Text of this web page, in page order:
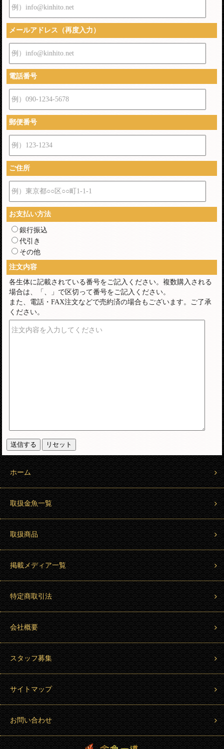
例）info@kinhito.net
メールアドレス（再度入力）
例）info@kinhito.net
電話番号
例）090-1234-5678
郵便番号
例）123-1234
ご住所
例）東京都○○区○○町1-1-1
お支払い方法
銀行振込
代引き
その他
注文内容
各生体に記載されている番号をご記入ください。複数購入される
場合は、「、」で区切って番号をご記入ください。
また、電話・FAX注文などで売約済の場合もございます。ご了承
ください。
注文内容を入力してください
ホーム
取扱金魚一覧
取扱商品
掲載メディア一覧
特定商取引法
会社概要
スタッフ募集
サイトマップ
お問い合わせ